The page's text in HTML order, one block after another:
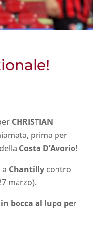
CHRISTIAN
prima per
della Costa D’Avorio!
Chantilly contro
marzo).
bocca al lupo per